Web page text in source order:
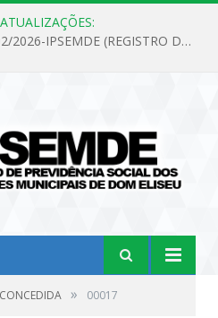
PREGÃO ELETRÔNICO Nº 02/2026-IPSEMDE (REGISTRO DE PREÇOS PARA FUTURA E EVENTUAL AQUISIÇÃO DE MATERIAL DE LIMPEZA E GÊNEROS ALIMENTÍCIOS PARA ATENDER AS NECESSIDADES DO INSTITUTO DE PREVIDÊNCIA SOCIAL DOS SERVIDORES MUNICIPAIS DE DOM ELISEU.)
» 00017